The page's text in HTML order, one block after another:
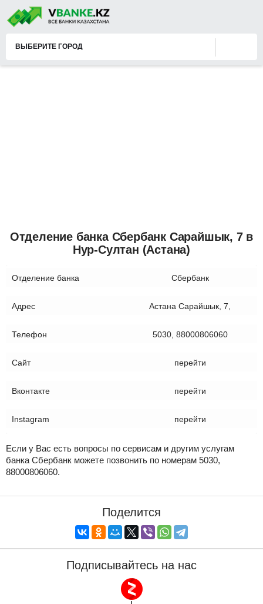
ВЫБЕРИТЕ ГОРОД
Отделение банка Сбербанк Сарайшык, 7 в
Нур-Султан (Астана)
Отделение банка Сбербанк
Адрес Астана Сарайшык, 7,
Телефон 5030, 88000806060
Сайт перейти
Вконтакте перейти
Instagram перейти
Если у Вас есть вопросы по сервисам и другим услугам
банка Сбербанк можете позвонить по номерам 5030,
88000806060.
Поделится
Подписывайтесь на нас